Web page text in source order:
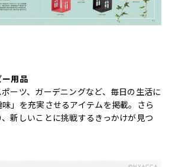
用品
ーツ、ガーデニングなど、毎日の生活に
」を充実させるアイテムを掲載。さら
新しいことに挑戦するきっかけが見つ